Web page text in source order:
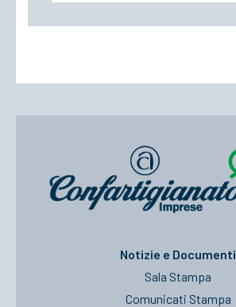
Notizie e Documenti
Sala Stampa
Comunicati Stampa